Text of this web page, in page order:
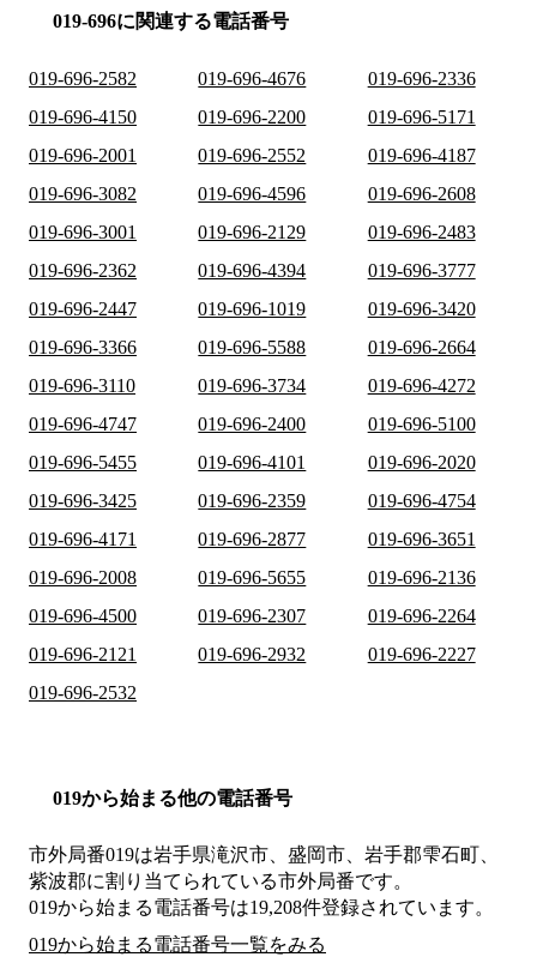
019-696に関連する電話番号
019-696-2582 019-696-4676
019-696-2336
019-696-4150
019-696-2200
019-696-5171
019-696-2001
019-696-2552
019-696-4187
019-696-3082
019-696-4596
019-696-2608
019-696-3001
019-696-2129
019-696-2483
019-696-2362
019-696-4394
019-696-3777
019-696-2447
019-696-1019
019-696-3420
019-696-3366
019-696-5588
019-696-2664
019-696-3110
019-696-3734
019-696-4272
019-696-4747
019-696-2400
019-696-5100
019-696-5455
019-696-4101
019-696-2020
019-696-3425
019-696-2359
019-696-4754
019-696-4171
019-696-2877
019-696-3651
019-696-2008
019-696-5655
019-696-2136
019-696-4500
019-696-2307
019-696-2264
019-696-2121
019-696-2932
019-696-2227
019-696-2532
019から始まる他の電話番号
市外局番019は岩手県滝沢市、盛岡市、岩手郡雫石町、
紫波郡に割り当てられている市外局番です。
019から始まる電話番号は19,208件登録されています。
019から始まる電話番号一覧をみる